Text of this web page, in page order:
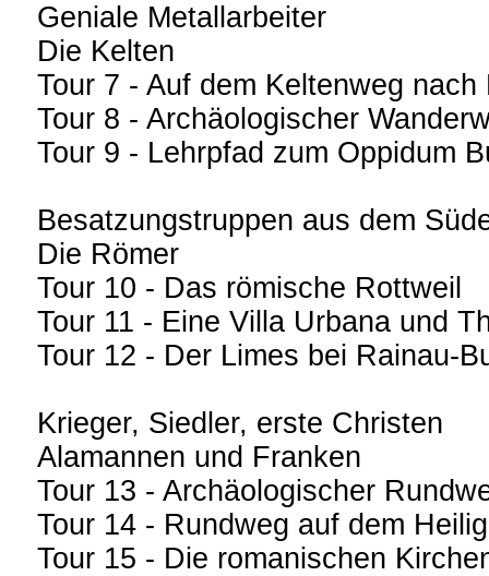
Geniale Metallarbeiter
Die Kelten
Tour 7 - Auf dem Keltenweg nach
Tour 8 - Archäologischer
Tour 9 - Lehrpfad zum Oppidum
Besatzungstruppen aus dem
Die Römer
Tour 10 - Das römische Rottweil
Tour 11 - Eine Villa Urbana und
Tour 12 - Der Limes bei Rainau-
Krieger, Siedler, erste Christen
Alamannen und Franken
Tour 13 - Archäologischer
Tour 14 - Rundweg auf dem
Tour 15 - Die romanischen